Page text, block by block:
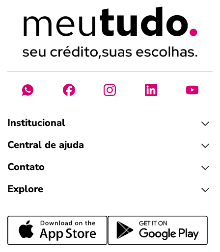
Institucional
Central de ajuda
Contato
Explore